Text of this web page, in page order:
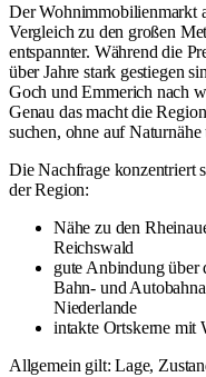
Der Wohnimmobilienmarkt
Vergleich zu den großen
entspannter. Während die
über Jahre stark gestiegen
Goch und Emmerich nach
Genau das macht die
suchen, ohne auf
Die Nachfrage konzentriert
der Region:
Nähe zu den
Reichswald
gute Anbindung über
Bahn- und
Niederlande
intakte Ortskerne mit
Allgemein gilt: Lage,